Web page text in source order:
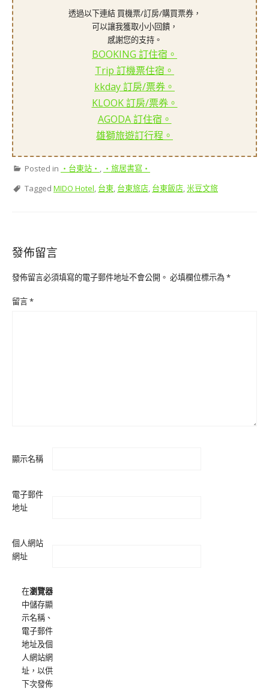
透過以下連結 買機票/訂房/購買票券，
可以讓我獲取小小回饋，
感謝您的支持。
BOOKING 訂住宿。
Trip 訂機票住宿。
kkday 訂房/票券。
KLOOK 訂房/票券。
AGODA 訂住宿。
雄獅旅遊訂行程。
Posted in ‧台東站‧
‧旅居書寫‧
Tagged MIDO Hotel 台東 台東旅店 台東飯店 米豆文旅
發佈留言
發佈留言必須填寫的電子郵件地址不會公開。 必填欄位標示為*
留言*
顯示名稱
電子郵件
地址
個人網站
網址
在瀏覽器
中儲存顯
示名稱、
電子郵件
地址及個
人網站網
址，以供
下次發佈